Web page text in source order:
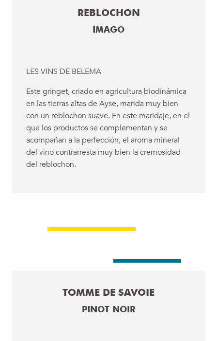
REBLOCHON
IMAGO
LES VINS DE BELEMA
Este gringet, criado en agricultura biodinámica
en las tierras altas de Ayse, marida muy bien
con un reblochon suave. En este maridaje, en el
que los productos se complementan y se
acompañan a la perfección, el aroma mineral
del vino contrarresta muy bien la cremosidad
del reblochon.
TOMME DE SAVOIE
PINOT NOIR